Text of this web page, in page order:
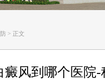
> 正文
癜风到哪个医院